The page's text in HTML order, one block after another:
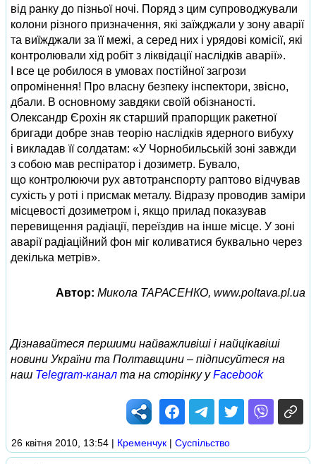
від ранку до пізньої ночі. Поряд з цим супроводжували
колони різного призначення, які заїжджали у зону аварії
та виїжджали за її межі, а серед них і урядові комісії, які
контролювали хід робіт з ліквідації наслідків аварії».
І все це робилося в умовах постійної загрози
опромінення! Про власну безпеку інспектори, звісно,
дбали. В основному завдяки своїй обізнаності.
Олександр Єрохін як старший прапорщик ракетної
бригади добре знав теорію наслідків ядерного вибуху
і викладав її солдатам: «У Чорнобильській зоні завжди
з собою мав респіратор і дозиметр. Бувало,
що контролюючи рух автотранспорту раптово відчував
сухість у роті і присмак металу. Відразу проводив заміри
місцевості дозиметром і, якщо прилад показував
перевищення радіації, переїздив на інше місце. У зоні
аварії радіаційний фон міг коливатися буквально через
декілька метрів».
Автор: Микола ТАРАСЕНКО, www.poltava.pl.ua
Дізнавайтеся першими найважливіші і найцікавіші
новини України та Полтавщини – підписуйтеся на
наш Telegram-канал та на сторінку уFacebook
26 квітня 2010, 13:54 | Кременчук | Суспільство